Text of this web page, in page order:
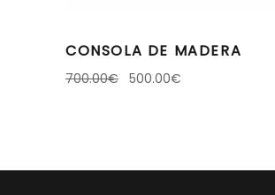
CONSOLA DE MADERA
700.00€ 500.00€